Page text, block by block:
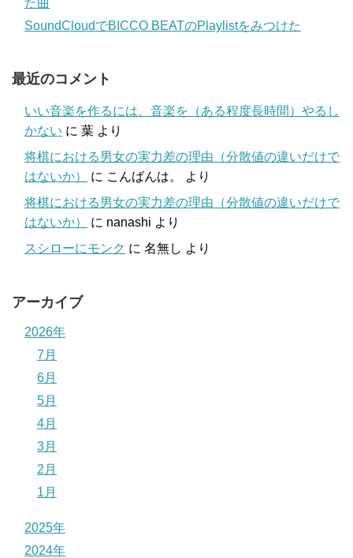
た曲
SoundCloudでBICCO BEATのPlaylistをみつけた
最近のコメント
いい音楽を作るには、音楽を（ある程度長時間）やるし
かない に 葉 より
将棋における男女の実力差の理由（分散値の違いだけで
はないか）
に こんばんは。
より
将棋における男女の実力差の理由（分散値の違いだけで
はないか）
に nanashi より
スシローにモンク に 名無し より
アーカイブ
2026年
7月
6月
5月
4月
3月
2月
1月
2025年
2024年